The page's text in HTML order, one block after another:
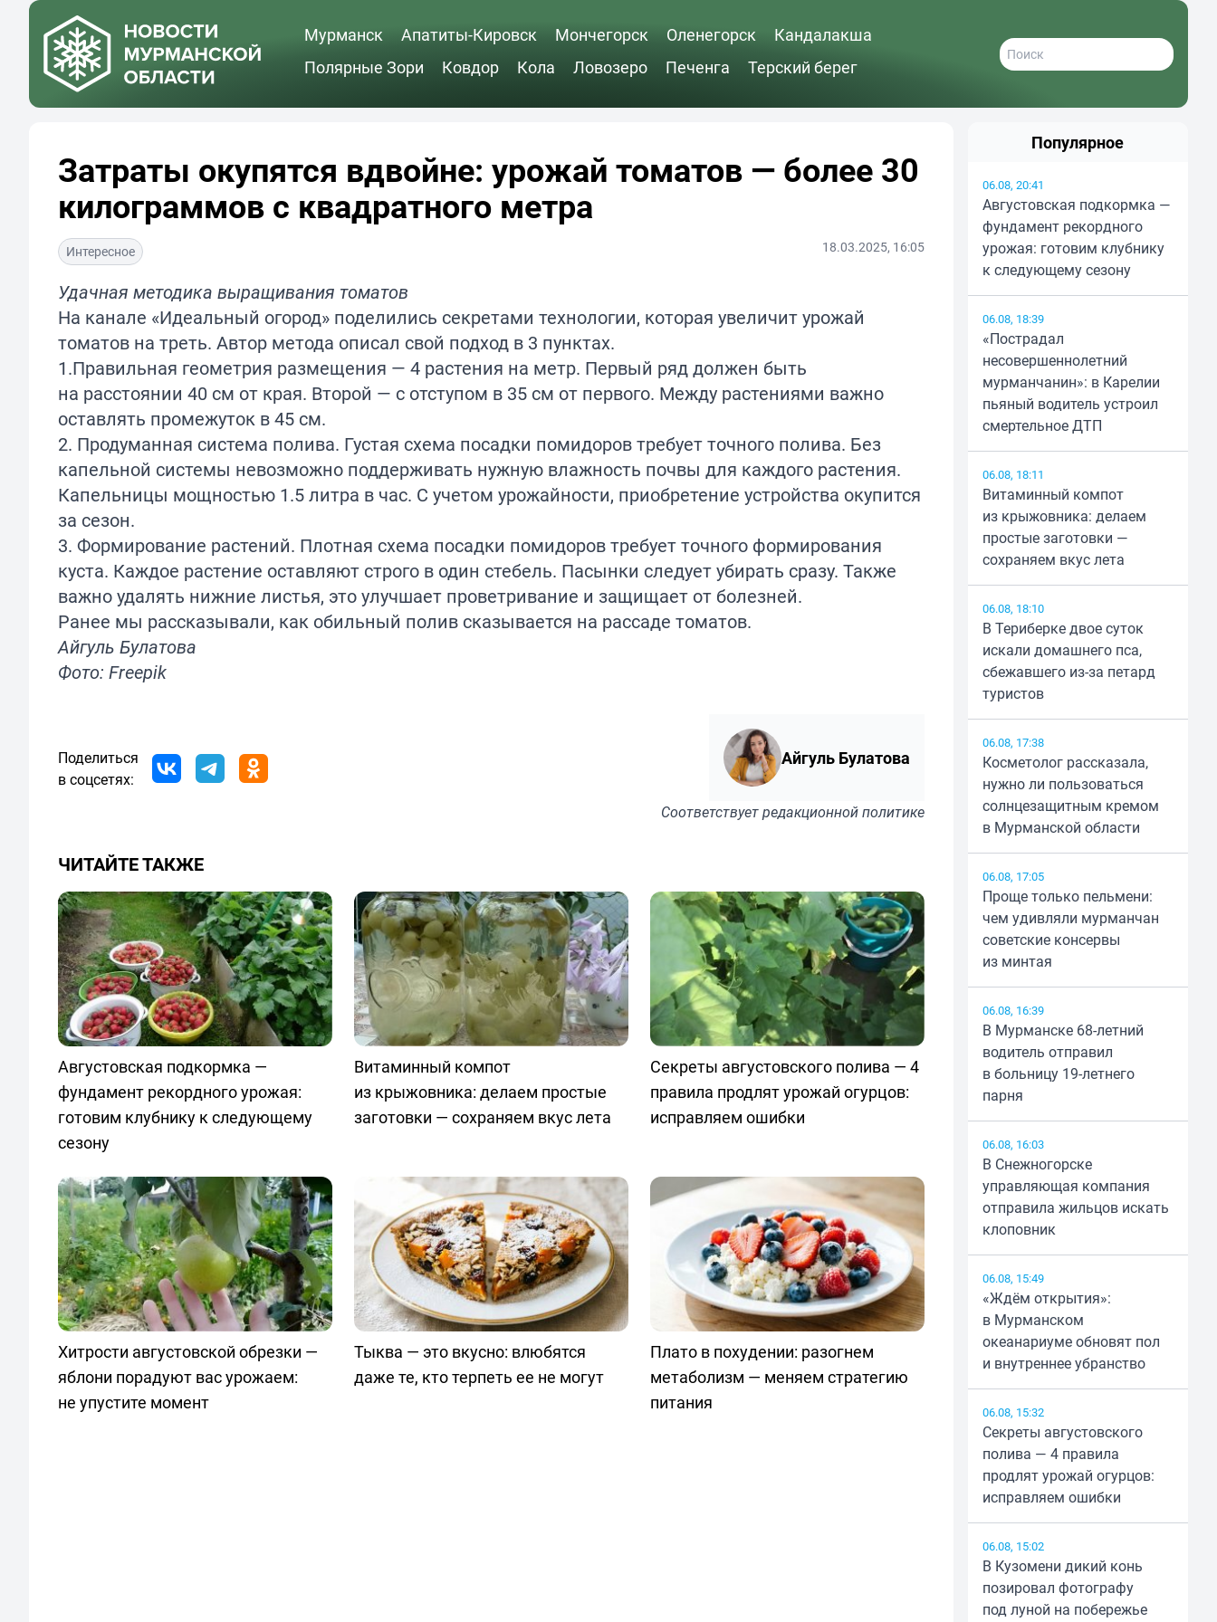
Мурманск Апатиты-Кировск Мончегорск Оленегорск
Кандалакша
Полярные Зори
Ковдор Кола Ловозеро Печенга Терский берег
Затраты окупятся вдвойне: урожай томатов — более 30
килограммов с квадратного метра
Интересное 18.03.2025, 16:05
Удачная методика выращивания томатов
На канале «Идеальный огород» поделились секретами технологии, которая увеличит урожай
томатов на треть. Автор метода описал свой подход в 3 пунктах.
1.Правильная геометрия размещения — 4 растения на метр. Первый ряд должен быть
на расстоянии 40 см от края. Второй — с отступом в 35 см от первого. Между растениями важно
оставлять промежуток в 45 см.
2. Продуманная система полива. Густая схема посадки помидоров требует точного полива. Без
капельной системы невозможно поддерживать нужную влажность почвы для каждого растения.
Капельницы мощностью 1.5 литра в час. С учетом урожайности, приобретение устройства окупится
за сезон.
3. Формирование растений. Плотная схема посадки помидоров требует точного формирования
куста. Каждое растение оставляют строго в один стебель. Пасынки следует убирать сразу. Также
важно удалять нижние листья, это улучшает проветривание и защищает от болезней.
Ранее мы рассказывали, как обильный полив сказывается на рассаде томатов.
Айгуль Булатова
Фото: Freepik
Поделиться
в соцсетях:
Айгуль Булатова
Соответствуетредакционной политике
ЧИТАЙТЕ ТАКЖЕ
Августовская подкормка —
фундамент рекордного урожая:
готовим клубнику к следующему
сезону
Витаминный компот
из крыжовника: делаем простые
заготовки — сохраняем вкус лета
Секреты августовского полива — 4
правила продлят урожай огурцов:
исправляем ошибки
Хитрости августовской обрезки —
яблони порадуют вас урожаем:
не упустите момент
Тыква — это вкусно: влюбятся
даже те, кто терпеть ее не могут
Плато в похудении: разогнем
метаболизм — меняем стратегию
питания
Популярное
06.08, 20:41
Августовская подкормка —
фундамент рекордного
урожая: готовим клубнику
к следующему сезону
06.08, 18:39
«Пострадал
несовершеннолетний
мурманчанин»: в Карелии
пьяный водитель устроил
смертельное ДТП
06.08, 18:11
Витаминный компот
из крыжовника: делаем
простые заготовки —
сохраняем вкус лета
06.08, 18:10
В Териберке двое суток
искали домашнего пса,
сбежавшего из-за петард
туристов
06.08, 17:38
Косметолог рассказала,
нужно ли пользоваться
солнцезащитным кремом
в Мурманской области
06.08, 17:05
Проще только пельмени:
чем удивляли мурманчан
советские консервы
из минтая
06.08, 16:39
В Мурманске 68-летний
водитель отправил
в больницу 19-летнего
парня
06.08, 16:03
В Снежногорске
управляющая компания
отправила жильцов искать
клоповник
06.08, 15:49
«Ждём открытия»:
в Мурманском
океанариуме обновят пол
и внутреннее убранство
06.08, 15:32
Секреты августовского
полива — 4 правила
продлят урожай огурцов:
исправляем ошибки
06.08, 15:02
В Кузомени дикий конь
позировал фотографу
под луной на побережье